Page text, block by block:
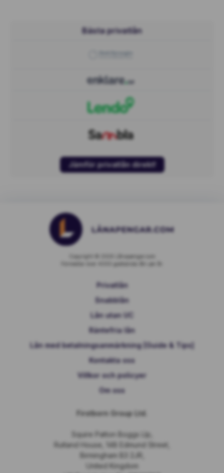
Bästa privatlån
Jämför privatlån direkt!
Privatlån
Snabblån
Lån utan UC
Räntefria lån
Lån med betalningsanmärkning [Guide & Tips]
Kontakta oss
Villkor och policyer
Om oss
Firstborn Group Ltd.
Squire Patton Boggs Llp,
Rutland House, 148 Edmund Street,
Birmingham B3 2JR,
United Kingdom